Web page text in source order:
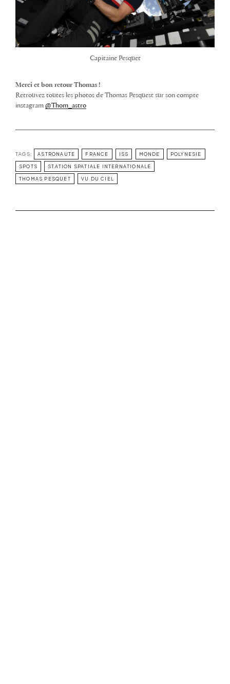
Capitaine Pesquet
Merci et bon retour Thomas !
Retrouvez toutes les photos de Thomas Pesquest sur son compte
instagram @Thom_astro
TAGS: ASTRONAUTE FRANCE ISS MONDE POLYNESIE
SPOTS STATION SPATIALE INTERNATIONALE
THOMAS PESQUET VU DU CIEL